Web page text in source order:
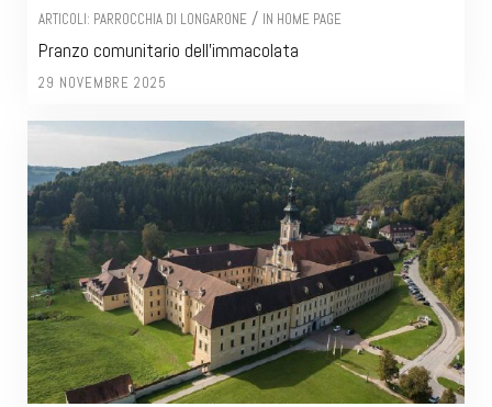
ARTICOLI: PARROCCHIA DI LONGARONE / IN HOME PAGE
Pranzo comunitario dell’immacolata
29 NOVEMBRE 2025